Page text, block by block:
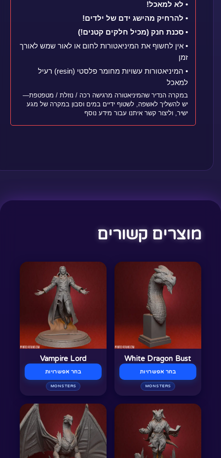
• לא למאכל!
• להרחיק מהישג ידם של ילדים!
• סכנת חנק (מכיל חלקים קטנים!)
• אין לחשוף את המיניאטורות לחום או לאור שמש לאורך
זמן
• המיניאטורות עשויות מחומר פלסטי (resin) רעיל
למאכל
במקרה הנדיר שהמיניאטורה מרגישה רכה / נוזלת / מטפטפת—
יש להשליך לאשפה, לשטוף ידיים במים וסבון במקרה של מגע
ישיר, וליצור קשר איתנו עבור מידע נוסף
מוצרים קשורים
White Dragon Bust
בחר אפשרויות
ניתן
לבחור
את
האפשרויות
MONSTERS
Vampire Lord
בחר אפשרויות
לבחור
האפשרויות
MONSTERS
למוצר
זה
יש
מספר